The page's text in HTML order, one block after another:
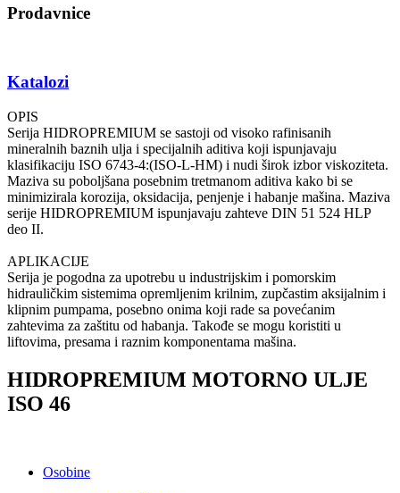
Prodavnice
Katalozi
OPIS
Serija HIDROPREMIUM se sastoji od visoko rafinisanih
mineralnih baznih ulja i specijalnih aditiva koji ispunjavaju
klasifikaciju ISO 6743-4:(ISO-L-HM) i nudi širok izbor viskoziteta.
Maziva su poboljšana posebnim tretmanom aditiva kako bi se
minimizirala korozija, oksidacija, penjenje i habanje mašina. Maziva
serije HIDROPREMIUM ispunjavaju zahteve DIN 51 524 HLP
deo II.
APLIKACIJE
Serija je pogodna za upotrebu u industrijskim i pomorskim
hidrauličkim sistemima opremljenim krilnim, zupčastim aksijalnim i
klipnim pumpama, posebno onima koji rade sa povećanim
zahtevima za zaštitu od habanja. Takođe se mogu koristiti u
liftovima, presama i raznim komponentama mašina.
HIDROPREMIUM MOTORNO ULJE
ISO 46
Osobine